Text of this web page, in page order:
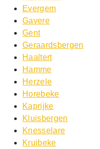
Evergem
Gavere
Gent
Geraardsbergen
Haaltert
Hamme
Herzele
Horebeke
Kaprijke
Kluisbergen
Knesselare
Kruibeke